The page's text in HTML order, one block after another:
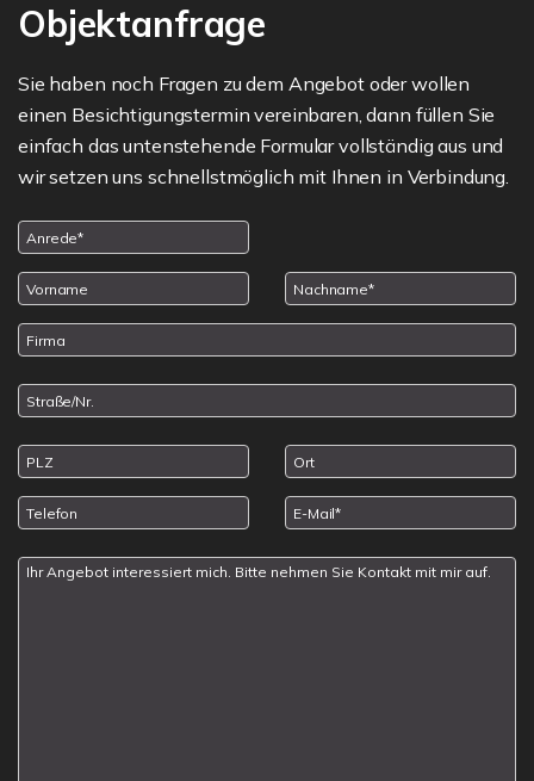
Objektanfrage
Sie haben noch Fragen zu dem Angebot oder wollen
einen Besichtigungstermin vereinbaren, dann füllen Sie
einfach das untenstehende Formular vollständig aus und
wir setzen uns schnellstmöglich mit Ihnen in Verbindung.